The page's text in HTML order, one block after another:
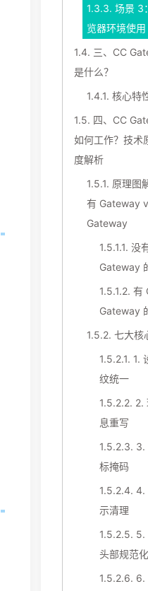
1.3.3. 场景 3
览器环境使用
1.4. 三、CC
是什么？
1.4.1. 核心特
1.5. 四、CC
如何工作？技术
度解析
1.5.1. 原理图
有 Gateway
Gateway
1.5.1.1. 没
Gateway
1.5.1.2. 有
Gateway
1.5.2. 七大核
1.5.2.1. 1.
纹统一
1.5.2.2. 2.
息重写
1.5.2.3. 3.
标掩码
1.5.2.4. 4.
示清理
1.5.2.5. 5.
头部规范化
1.5.2.6. 6.